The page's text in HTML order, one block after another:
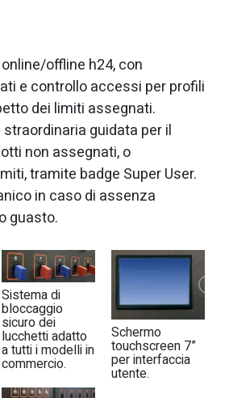
offline h24, con
e controllo accessi per profili
dei limiti assegnati.
guidata per il
non assegnati, o
tramite badge Super User.
in caso di assenza
guasto.
Sistema di
bloccaggio
sicuro dei
lucchetti adatto
a tutti i modelli in
commercio.
Schermo
touchscreen 7”
per interfaccia
utente.